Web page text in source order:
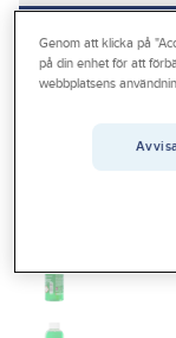
Outlet
Vanliga frågor
Gelia Produkter
Sanitet/badrum och
Genom att klicka på
på din enhet för att
webbplatsens